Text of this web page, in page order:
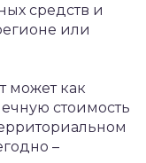
средств и
или
может как
стоимость
–